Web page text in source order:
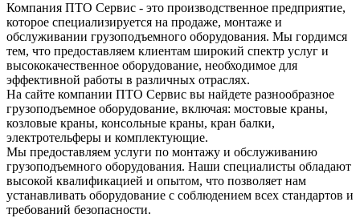
Компания ПТО Сервис - это производственное предприятие,
которое специализируется на продаже, монтаже и
обслуживании грузоподъемного оборудования. Мы гордимся
тем, что предоставляем клиентам широкий спектр услуг и
высококачественное оборудование, необходимое для
эффективной работы в различных отраслях.
На сайте компании ПТО Сервис вы найдете разнообразное
грузоподъемное оборудование, включая: мостовые краны,
козловые краны, консольные краны, кран балки,
электротельферы и комплектующие.
Мы предоставляем услуги по монтажу и обслуживанию
грузоподъемного оборудования. Наши специалисты обладают
высокой квалификацией и опытом, что позволяет нам
устанавливать оборудование с соблюдением всех стандартов и
требований безопасности.